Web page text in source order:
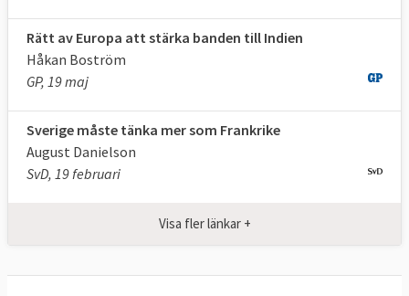
Ja, frihandel kan ha både vinnare och
förlorare.
Frihandel kan ha både för- och nackdelar.
För de flesta länder är det förknippat med
stora fördelar att göra sig av med tullar och
varor länder emellan. Ekonomer framhåller
Rätt av Europa att stärka banden till Indien
Håkan Boström
GP, 19 maj
Sverige måste tänka mer som Frankrike
August Danielson
SvD, 19 februari
Visa fler länkar +